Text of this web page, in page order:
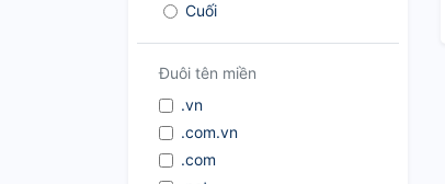
Cuối
Đuôi tên miền
.vn
.com.vn
.com